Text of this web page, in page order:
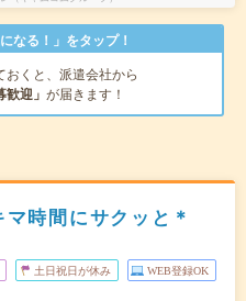
なる！」をタップ！
おくと、派遣会社から
歓迎」 が届きます！
マ時間にサクッと＊
土日祝日が休み WEB登録OK